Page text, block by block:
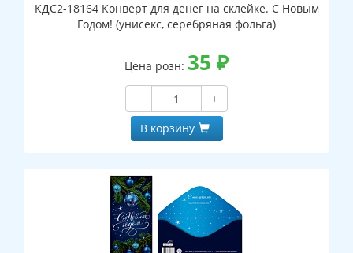
КДС2-18164 Конверт для денег на склейке. С Новым
Годом! (унисекс, серебряная фольга)
Цена розн: 35 ₽
−
+
В корзину